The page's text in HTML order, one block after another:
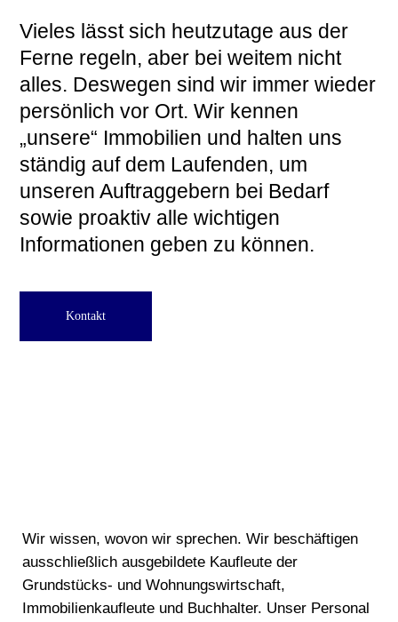
Vieles lässt sich heutzutage aus der
Ferne regeln, aber bei weitem nicht
alles. Deswegen sind wir immer wieder
persönlich vor Ort. Wir kennen
„unsere“ Immobilien und halten uns
ständig auf dem Laufenden, um
unseren Auftraggebern bei Bedarf
sowie proaktiv alle wichtigen
Informationen geben zu können.
Kontakt
Wir wissen, wovon wir sprechen. Wir beschäftigen
ausschließlich ausgebildete Kaufleute der
Grundstücks- und Wohnungswirtschaft,
Immobilienkaufleute und Buchhalter. Unser Personal